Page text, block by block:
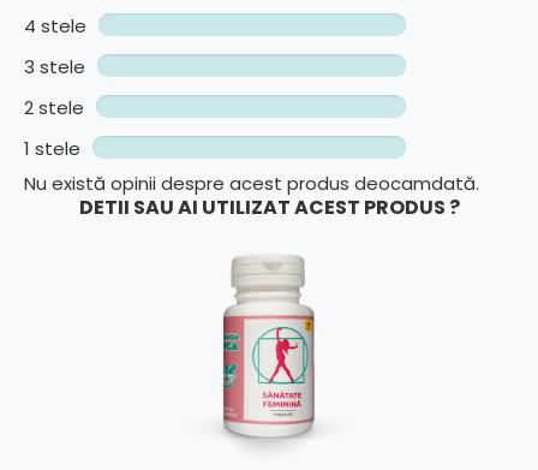
4 stele
3 stele
2 stele
1 stele
Nu există opinii despre acest produs deocamdată.
DETII SAU AI UTILIZAT ACEST PRODUS ?